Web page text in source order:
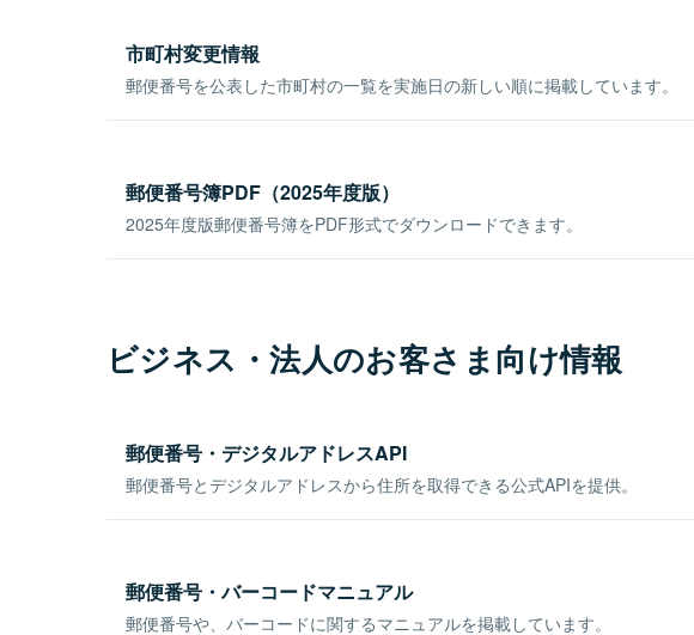
市町村変更情報
郵便番号を公表した市町村の一覧を実施日の新しい順に掲載しています。
郵便番号簿PDF（2025年度版）
2025年度版郵便番号簿をPDF形式でダウンロードできます。
ビジネス・法人のお客さま向け情報
郵便番号・デジタルアドレスAPI
郵便番号とデジタルアドレスから住所を取得できる公式APIを提供。
郵便番号・バーコードマニュアル
郵便番号や、バーコードに関するマニュアルを掲載しています。